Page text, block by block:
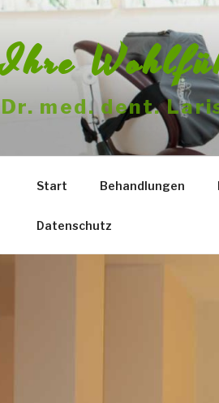
Ihre
Dr. med. dent.
Start Behandlungen
Datenschutz